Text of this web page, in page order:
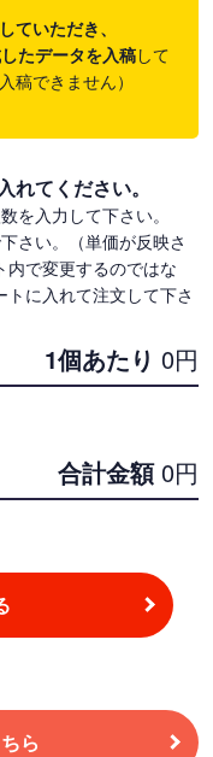
ていただき、
たデータを入稿して
稿できません）
てください。
を入力して下さい。
さい。（単価が反映さ
で変更するのではな
に入れて注文して下さ
1個あたり 0円
合計金額 0円
ら